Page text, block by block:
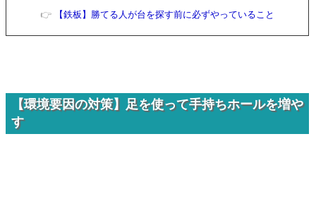
👉 【鉄板】勝てる人が台を探す前に必ずやっていること
【環境要因の対策】足を使って手持ちホールを増や
す